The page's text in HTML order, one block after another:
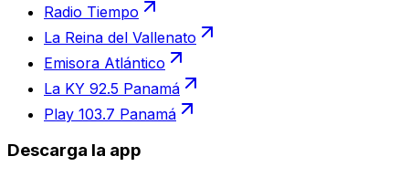
Radio Tiempo
La Reina del Vallenato
Emisora Atlántico
La KY 92.5 Panamá
Play 103.7 Panamá
Descarga la app